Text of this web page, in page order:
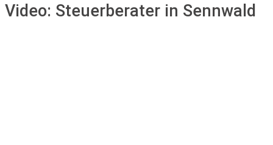
Video: Steuerberater in Sennwald